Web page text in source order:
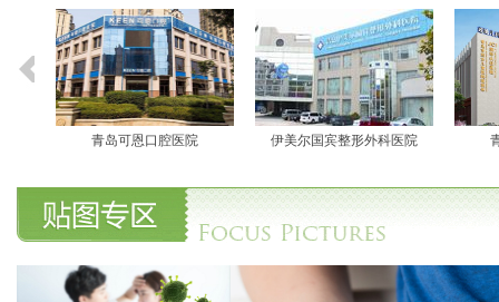
青岛可恩口腔医院 伊美尔国宾整形外科医院